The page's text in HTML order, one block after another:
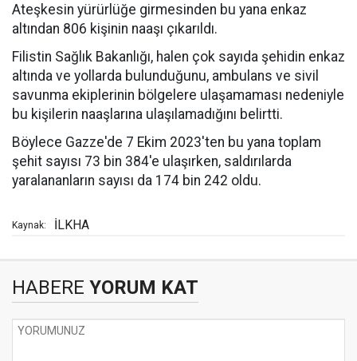
Ateşkesin yürürlüğe girmesinden bu yana enkaz
altından 806 kişinin naaşı çıkarıldı.
Filistin Sağlık Bakanlığı, halen çok sayıda şehidin enkaz
altında ve yollarda bulunduğunu, ambulans ve sivil
savunma ekiplerinin bölgelere ulaşamaması nedeniyle
bu kişilerin naaşlarına ulaşılamadığını belirtti.
Böylece Gazze'de 7 Ekim 2023'ten bu yana toplam
şehit sayısı 73 bin 384'e ulaşırken, saldırılarda
yaralananların sayısı da 174 bin 242 oldu.
Kaynak: İLKHA
HABERE YORUM KAT